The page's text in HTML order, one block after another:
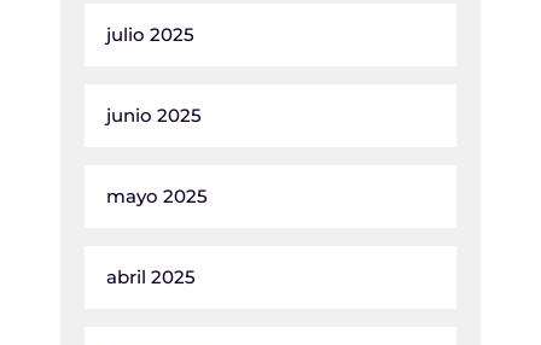
julio 2025
junio 2025
mayo 2025
abril 2025